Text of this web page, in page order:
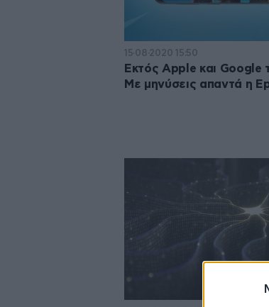
15·08·2020 15:50
Εκτός Apple και Google
Με μηνύσεις απαντά η